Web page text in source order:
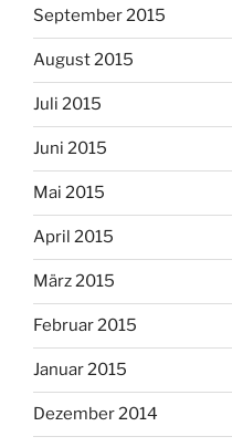
September 2015
August 2015
Juli 2015
Juni 2015
Mai 2015
April 2015
März 2015
Februar 2015
Januar 2015
Dezember 2014